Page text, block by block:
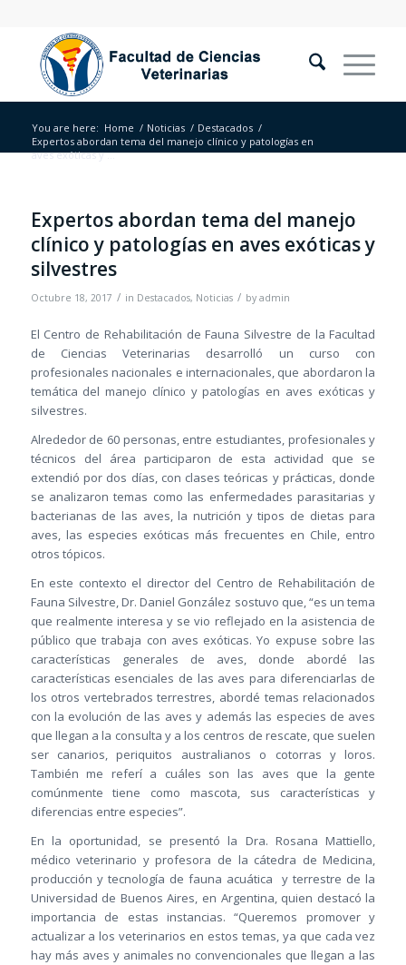
You are here: Home / Noticias / Destacados /
Expertos abordan tema del manejo clínico y patologías en
aves exóticas y ...
Expertos abordan tema del manejo
clínico y patologías en aves exóticas y
silvestres
Octubre 18, 2017 / in Destacados, Noticias / by admin
El Centro de Rehabilitación de Fauna Silvestre de la Facultad
de Ciencias Veterinarias desarrolló un curso con
profesionales nacionales e internacionales, que abordaron la
temática del manejo clínico y patologías en aves exóticas y
silvestres.
Alrededor de 60 personas, entre estudiantes, profesionales y
técnicos del área participaron de esta actividad que se
extendió por dos días, con clases teóricas y prácticas, donde
se analizaron temas como las enfermedades parasitarias y
bacterianas de las aves, la nutrición y tipos de dietas para
aves, las especies exóticas más frecuentes en Chile, entro
otros tópicos.
En este contexto el director del Centro de Rehabilitación de
Fauna Silvestre, Dr. Daniel González sostuvo que, “es un tema
que realmente interesa y se vio reflejado en la asistencia de
público que trabaja con aves exóticas. Yo expuse sobre las
características generales de aves, donde abordé las
características esenciales de las aves para diferenciarlas de
los otros vertebrados terrestres, abordé temas relacionados
con la evolución de las aves y además las especies de aves
que llegan a la consulta y a los centros de rescate, que suelen
ser canarios, periquitos australianos o cotorras y loros.
También me referí a cuáles son las aves que la gente
comúnmente tiene como mascota, sus características y
diferencias entre especies”.
En la oportunidad, se presentó la Dra. Rosana Mattiello,
médico veterinario y profesora de la cátedra de Medicina,
producción y tecnología de fauna acuática y terrestre de la
Universidad de Buenos Aires, en Argentina, quien destacó la
importancia de estas instancias. “Queremos promover y
actualizar a los veterinarios en estos temas, ya que cada vez
hay más aves y animales no convencionales que llegan a las